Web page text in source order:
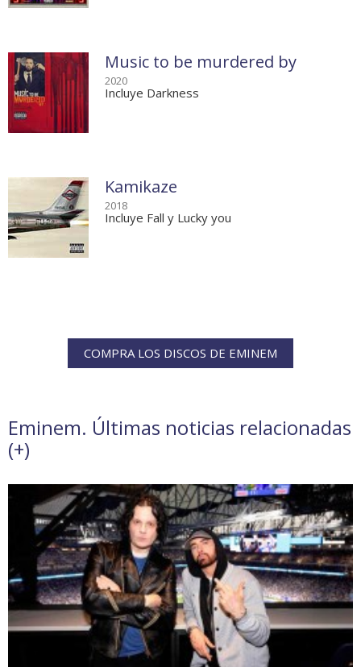
Music to be murdered by
2020
Incluye Darkness
Kamikaze
2018
Incluye Fall y Lucky you
COMPRA LOS DISCOS DE EMINEM
Eminem. Últimas noticias relacionadas
(+)